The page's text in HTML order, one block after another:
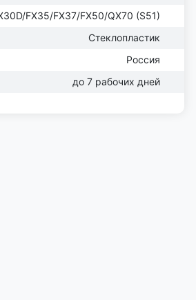
FX35/FX37/FX50/QX70 (S51)
Стеклопластик
Россия
до 7 рабочих дней